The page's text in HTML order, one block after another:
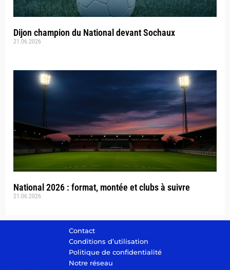
Dijon champion du National devant Sochaux
21.06.2026
National 2026 : format, montée et clubs à suivre
21.06.2026
Contact
Conditions d’utilisation
Politique de confidentialité
Notre réseau